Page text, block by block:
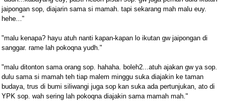
jaipongan sop, diajarin sama si mamah. tapi sekarang mah malu euy.
hehe..."
"malu kenapa? hayu atuh nanti kapan-kapan lo ikutan gw jaipongan di
sanggar. rame lah pokoqna yudh."
"malu ditonton sama orang sop. hahaha. boleh2...atuh ajakan gw ya sop.
dulu sama si mamah teh tiap malem minggu suka diajakin ke taman
budaya, trus di bumi siliwangi juga sop kan suka ada pertunjukan, ato di
YPK sop. wah sering lah pokoqna diajakin sama mamah mah."